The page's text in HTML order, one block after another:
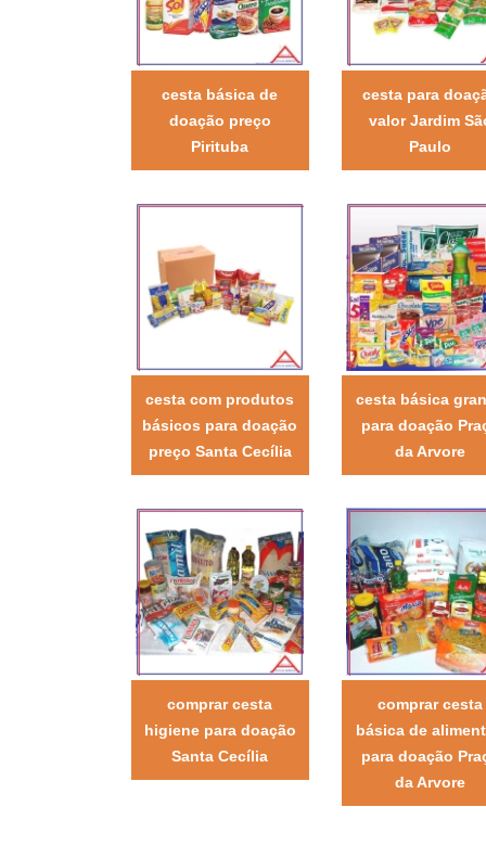
cesta básica de
doação preço
Pirituba
cesta para
valor Jardim
Paulo
cesta com produtos
básicos para doação
preço Santa Cecília
cesta básica
para doação
da Arvore
comprar cesta
higiene para doação
Santa Cecília
comprar cesta
básica de
para doação
da Arvore